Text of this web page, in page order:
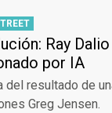
Ray
por IA
del resultado de
Greg Jensen.